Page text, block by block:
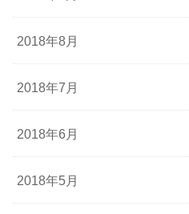
2018年8月
2018年7月
2018年6月
2018年5月